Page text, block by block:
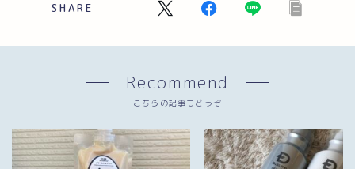
SHARE
Recommend
こちらの記事もどうぞ